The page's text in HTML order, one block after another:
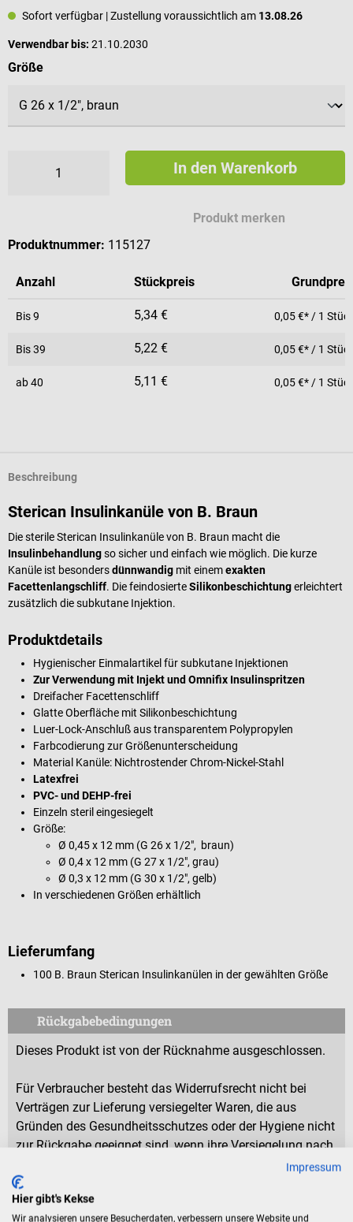
Sofort verfügbar | Zustellung voraussichtlich am 13.08.26
Verwendbar bis: 21.10.2030
Größeauswählen
In den Warenkorb
Produkt merken
Produktnummer: 115127
Anzahl Stückpreis
Bis9 5,34 € 0,05 €* / 1
Bis39 5,22 € 0,05 €* / 1
ab40 5,11 € 0,05 €* / 1
Beschreibung
Sterican Insulinkanüle von B. Braun
Die sterile Sterican Insulinkanüle von B. Braun macht die
Insulinbehandlungso sicher und einfach wie möglich. Die kurze
Kanüle ist besondersdünnwandig mit einemexakten
Facettenlangschliff. Die feindosierteSilikonbeschichtungerleichtert
zusätzlich die subkutane Injektion.
Produktdetails
Hygienischer Einmalartikel für subkutane Injektionen
Zur Verwendung mit Injekt und Omnifix Insulinspritzen
Dreifacher Facettenschliff
Glatte Oberfläche mit Silikonbeschichtung
Luer-Lock-Anschluß aus transparentem Polypropylen
Farbcodierung zur Größenunterscheidung
Material Kanüle: Nichtrostender Chrom-Nickel-Stahl
Latexfrei
PVC- und DEHP-frei
Einzeln steril eingesiegelt
Größe:
Ø 0,45 x 12 mm (G 26 x 1/2", braun)
Ø 0,4 x 12 mm (G 27 x 1/2", grau)
Ø 0,3 x 12 mm (G 30 x 1/2", gelb)
In verschiedenen Größen erhältlich
Lieferumfang
100 B. Braun Sterican Insulinkanülen in der gewählten Größe
Rückgabebedingungen
Dieses Produkt ist von der Rücknahme ausgeschlossen.
Für Verbraucher besteht das Widerrufsrecht nicht bei
Verträgen zur Lieferung versiegelter Waren, die aus
Gründen des Gesundheitsschutzes oder der Hygiene nicht
zur Rückgabe geeignet sind, wenn ihre Versiegelung nach
Impressum
Hier gibt's Kekse
Wir analysieren unsere Besucherdaten, verbessern unsere Website und